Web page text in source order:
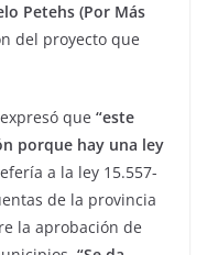
Petehs (Por Más
del proyecto que
expresó que “este
porque hay una ley
a la ley 15.557-
de la provincia
la aprobación de